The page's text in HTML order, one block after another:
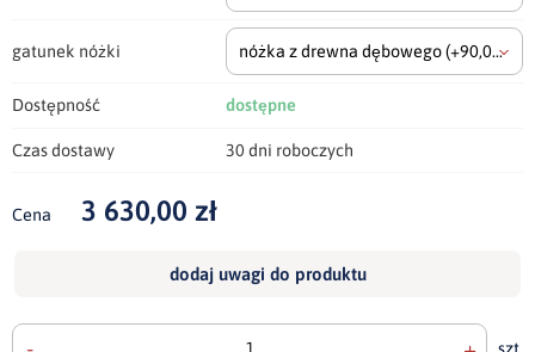
gatunek nóżki nóżka z drewna dębowego(+90,00 zł)
Dostępność dostępne
Czas dostawy 30 dni roboczych
Cena 3 630,00 zł
dodaj uwagi do produktu